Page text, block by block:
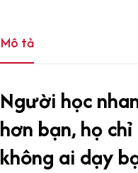
Mô tả
Người học
hơn bạn, họ
không ai dạy